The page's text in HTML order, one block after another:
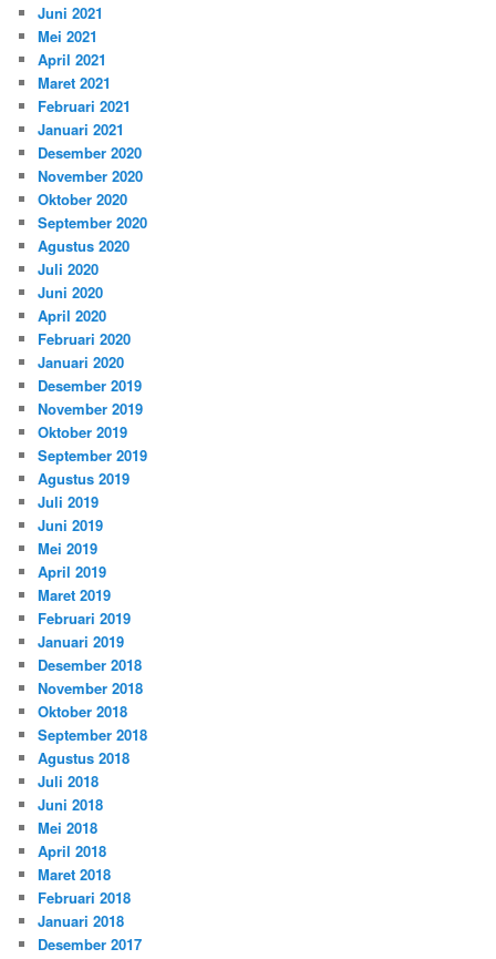
Juni 2021
Mei 2021
April 2021
Maret 2021
Februari 2021
Januari 2021
Desember 2020
November 2020
Oktober 2020
September 2020
Agustus 2020
Juli 2020
Juni 2020
April 2020
Februari 2020
Januari 2020
Desember 2019
November 2019
Oktober 2019
September 2019
Agustus 2019
Juli 2019
Juni 2019
Mei 2019
April 2019
Maret 2019
Februari 2019
Januari 2019
Desember 2018
November 2018
Oktober 2018
September 2018
Agustus 2018
Juli 2018
Juni 2018
Mei 2018
April 2018
Maret 2018
Februari 2018
Januari 2018
Desember 2017